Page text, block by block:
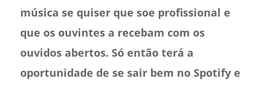
música se quiser que soe profissional e
que os ouvintes a recebam com os
ouvidos abertos. Só então terá a
oportunidade de se sair bem no Spotify e